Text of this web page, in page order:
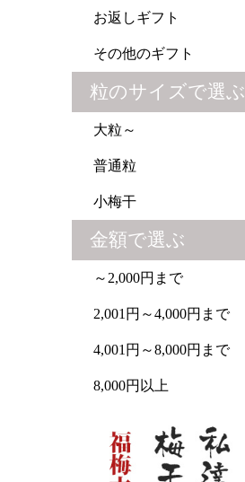
お返しギフト
その他のギフト
粒のサイズで選ぶ
大粒～
普通粒
小梅干
金額で選ぶ
～2,000円まで
2,001円～4,000円まで
4,001円～8,000円まで
8,000円以上